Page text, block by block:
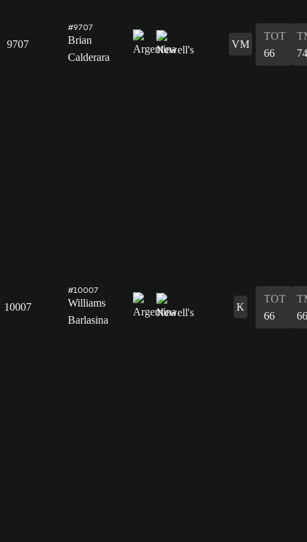
9707
#9707
Brian
Calderara
VM
TOT
66
74
10007
#10007
Williams
Barlasina
K
TOT
66
66